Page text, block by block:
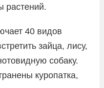
растений.
40 видов
зайца, лису,
собаку.
куропатка,